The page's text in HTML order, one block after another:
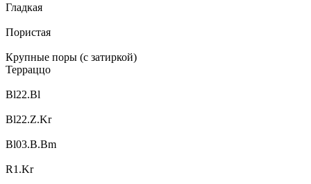
Гладкая
Пористая
Крупные поры (с затиркой)
Терраццо
Bl22.Bl
Bl22.Z.Kr
Bl03.B.Bm
R1.Kr